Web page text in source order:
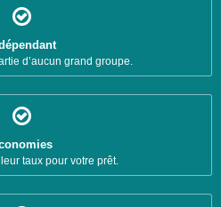
d’aucun grand groupe.
taux pour votre prêt.